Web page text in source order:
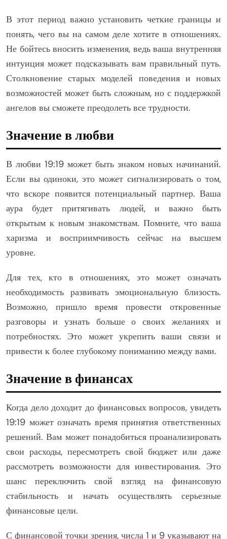
В этот период важно установить четкие границы и
понять, чего вы на самом деле хотите в отношениях.
Не бойтесь вносить изменения, ведь ваша внутренняя
интуиция может подсказывать вам правильный путь.
Столкновение старых моделей поведения и новых
возможностей может быть сложным, но с поддержкой
ангелов вы сможете преодолеть все трудности.
Значение в любви
В любви 19:19 может быть знаком новых начинаний.
Если вы одиноки, это может сигнализировать о том,
что вскоре появится потенциальный партнер. Ваша
аура будет притягивать людей, и важно быть
открытым к новым знакомствам. Помните, что ваша
харизма и восприимчивость сейчас на высшем
уровне.
Для тех, кто в отношениях, это может означать
необходимость развивать эмоциональную близость.
Возможно, пришло время провести откровенные
разговоры и узнать больше о своих желаниях и
потребностях. Это может укрепить ваши связи и
привести к более глубокому пониманию между вами.
Значение в финансах
Когда дело доходит до финансовых вопросов, увидеть
19:19 может означать время принятия ответственных
решений. Вам может понадобиться проанализировать
свои расходы, пересмотреть свой бюджет или даже
рассмотреть возможности для инвестирования. Это
шанс переключить свой взгляд на финансовую
стабильность и начать осуществлять серьезные
финансовые цели.
С финансовой точки зрения, числа 1 и 9 указывают на